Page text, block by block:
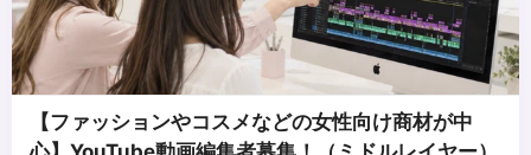
【ファッションやコスメなどの女性向け商材が中